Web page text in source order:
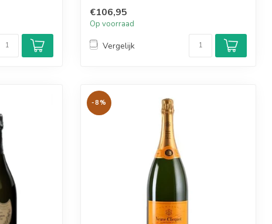
€106,95
Op voorraad
Vergelijk
-8%